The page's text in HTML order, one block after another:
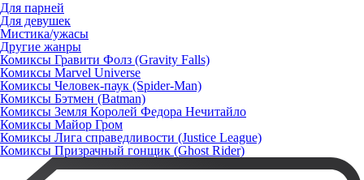
Для парней
Для девушек
Мистика/ужасы
Другие жанры
Комиксы Гравити Фолз (Gravity Falls)
Комиксы Marvel Universe
Комиксы Человек-паук (Spider-Man)
Комиксы Бэтмен (Batman)
Комиксы Земля Королей Федора Нечитайло
Комиксы Майор Гром
Комиксы Лига справедливости (Justice League)
Комиксы Призрачный гонщик (Ghost Rider)